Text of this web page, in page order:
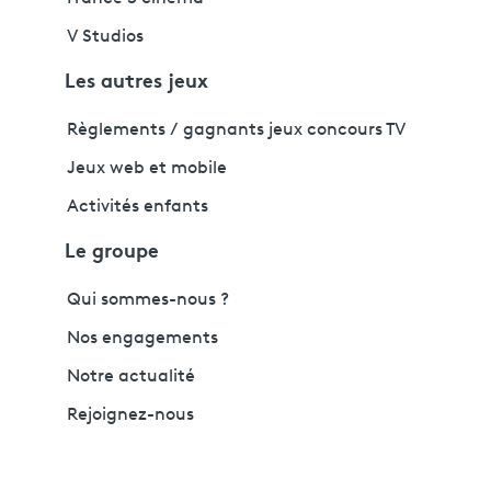
V Studios
Les autres jeux
Règlements / gagnants jeux concours TV
Jeux web et mobile
Activités enfants
Le groupe
Qui sommes-nous ?
Nos engagements
Notre actualité
Rejoignez-nous